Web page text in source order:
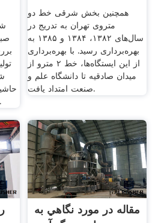
همچنین بخش شرقی خط دو
متروی تهران به تدریج در
سال‌های ۱۳۸۲، ۱۳۸۴ و ۱۳۸۵ به
بهره‌برداری رسید. با بهره‌برداری
از این ایستگاه‌ها، خط ۲ مترو از
میدان صادقیه تا دانشگاه علم و
صنعت امتداد یافت.
مقاله در مورد نگاهي به